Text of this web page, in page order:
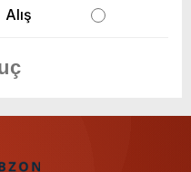
Alış